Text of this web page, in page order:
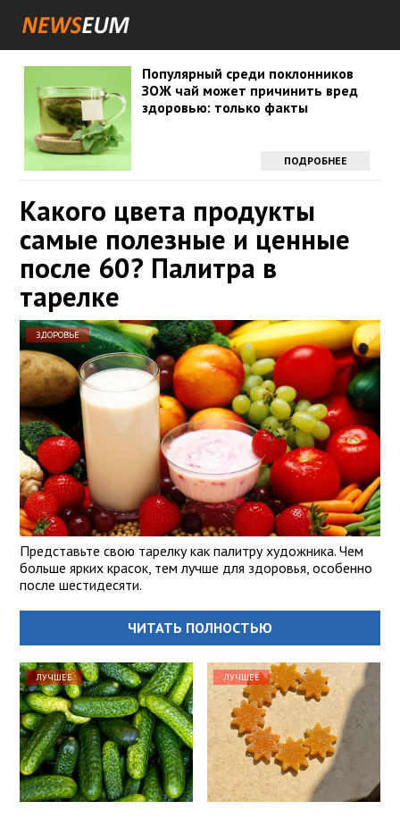
Популярный среди поклонников
ЗОЖ чай может причинить вред
здоровью: только факты
ПОДРОБНЕЕ
Какого цвета продукты
самые полезные и ценные
после 60? Палитра в
тарелке
ЗДОРОВЬЕ
Представьте свою тарелку как палитру художника. Чем
больше ярких красок, тем лучше для здоровья, особенно
после шестидесяти.
ЧИТАТЬ ПОЛНОСТЬЮ
ЛУЧШЕЕ ЛУЧШЕЕ